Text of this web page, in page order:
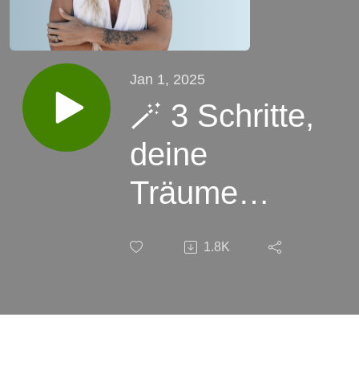
Jan 1, 2025
🪄 3 Schritte,
deine
Träume
– voller
1.8K